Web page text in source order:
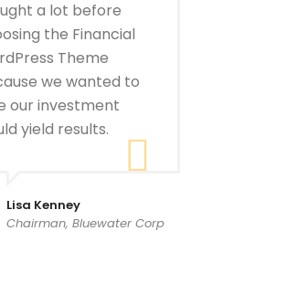
a lot before
the Financial
Theme
we wanted to
our investment
yield results.
Lisa Kenney
Chairman, Bluewater Corp